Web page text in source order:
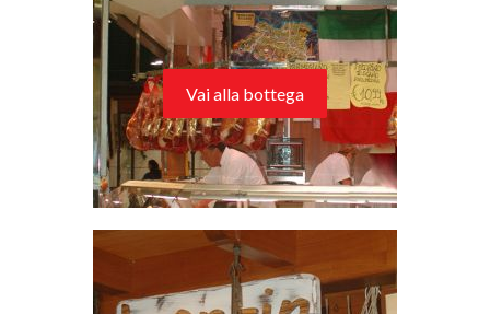
Vai alla bottega